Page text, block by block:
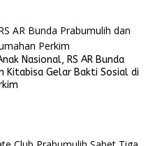
Nasional, RS AR Bunda
Kitabisa Gelar Bakti Sosial di